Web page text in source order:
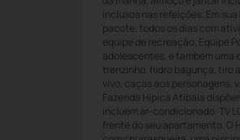
inclusos nas refeições. Em
pacote, todos os dias com
equipe de recreação, Equipe
adolescentes, e também uma
trenzinho, hidro bagunça, tiro
vivo, caças aos personagens,
Fazenda Hípica Atibaia
incluem ar-condicionado, TV
frente do seu apartamento. O